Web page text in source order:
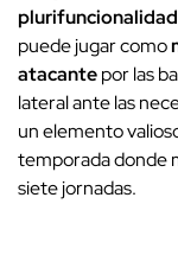
plurifuncionalidad
puede jugar como
atacantepor las
lateral ante las
un elemento
temporada donde
siete jornadas.